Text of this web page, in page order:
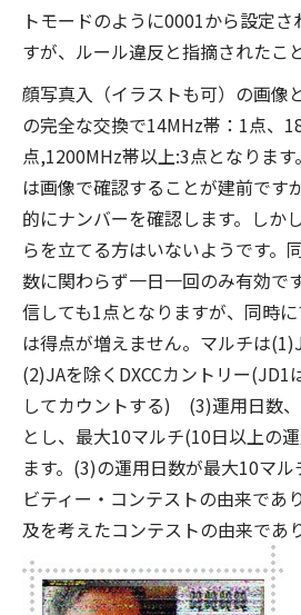
トモードのように0001から設定
すが、ルール違反と指摘されたこ
顔写真入（イラストも可）の画像
の完全な交換で14MHz帯：1点、
点,1200MHz帯以上:3点となりま
は画像で確認することが建前です
的にナンバーを確認します。しか
らを立てる方はいないようです。
数に関わらず一日一回のみ有効で
信しても1点となりますが、同時
は得点が増えません。マルチは
(2)JAを除くDXCCカントリー(JD1
してカウントする) (3)運用日数
とし、最大10マルチ(10日以上の
ます。(3)の運用日数が最大10マ
ビティー・コンテストの由来であ
及を考えたコンテストの由来であ